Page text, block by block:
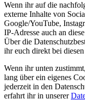
Wenn ihr auf die
externe Inhalte von
Google/YouTube,
IP-Adresse auch an
Über die
ihr euch direkt bei
Wenn ihr unten
lang über ein eigenes
jederzeit in den
erfahrt ihr in unserer